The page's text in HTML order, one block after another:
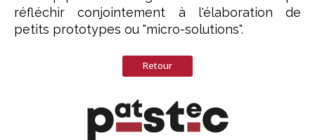
réfléchir conjointement à l'élaboration de
petits prototypes ou "micro-solutions".
Retour